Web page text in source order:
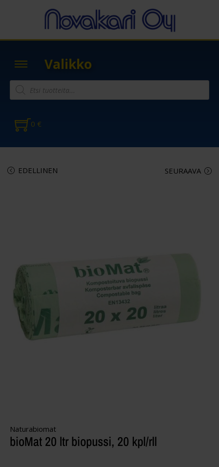
Valikko
0 €
EDELLINEN SEURAAVA
Naturabiomat
bioMat 20 ltr biopussi, 20 kpl/rll